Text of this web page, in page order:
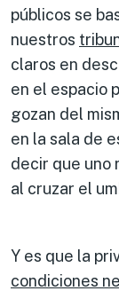
públicos se
nuestros
claros en
en el espacio
gozan del
en la sala de
decir que uno
al cruzar el
Y es que la
condiciones